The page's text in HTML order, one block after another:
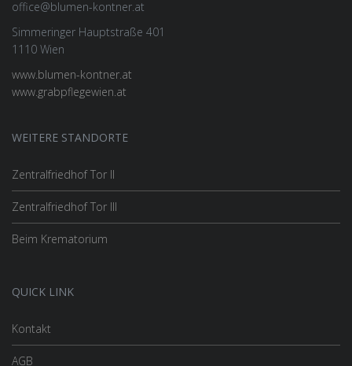
office@blumen-kontner.at
Simmeringer Hauptstraße 401
1110 Wien
www.blumen-kontner.at
www.grabpflegewien.at
WEITERE STANDORTE
Zentralfriedhof Tor II
Zentralfriedhof Tor III
Beim Krematorium
QUICK LINK
Kontakt
AGB